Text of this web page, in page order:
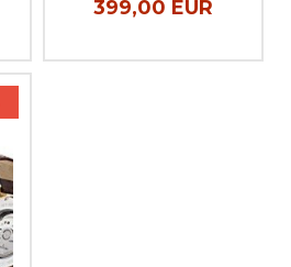
399,00 EUR